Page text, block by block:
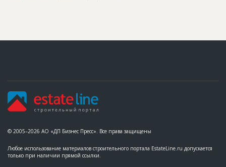
© 2005–2026 АО «ДП Бизнес Пресс». Все права защищены
Любое использование материалов строительного портала EstateLine.ru допускается
только при наличии прямой ссылки.